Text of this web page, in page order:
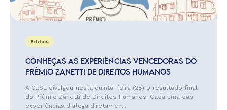
Editais
CONHEÇAS AS EXPERIÊNCIAS VENCEDORAS DO
PRÊMIO ZANETTI DE DIREITOS HUMANOS
A CESE divulgou nesta quinta-feira (28) o resultado final
do Prêmio Zanetti de Direitos Humanos. Cada uma das
experiências dialoga diretamen...